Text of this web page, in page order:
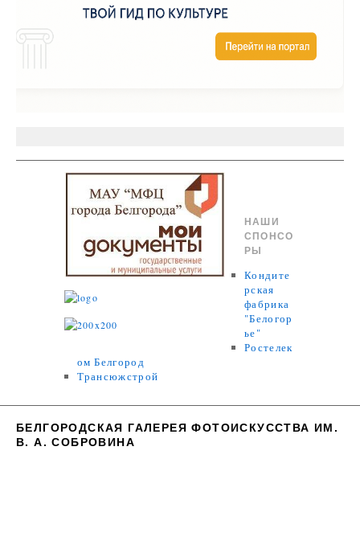
НАШИ
СПОНСО
РЫ
Кондите
рская
фабрика
"Белогор
ье"
Ростелек
ом Белгород
Трансюжстрой
БЕЛГОРОДСКАЯ ГАЛЕРЕЯ ФОТОИСКУССТВА ИМ.
В. А. СОБРОВИНА